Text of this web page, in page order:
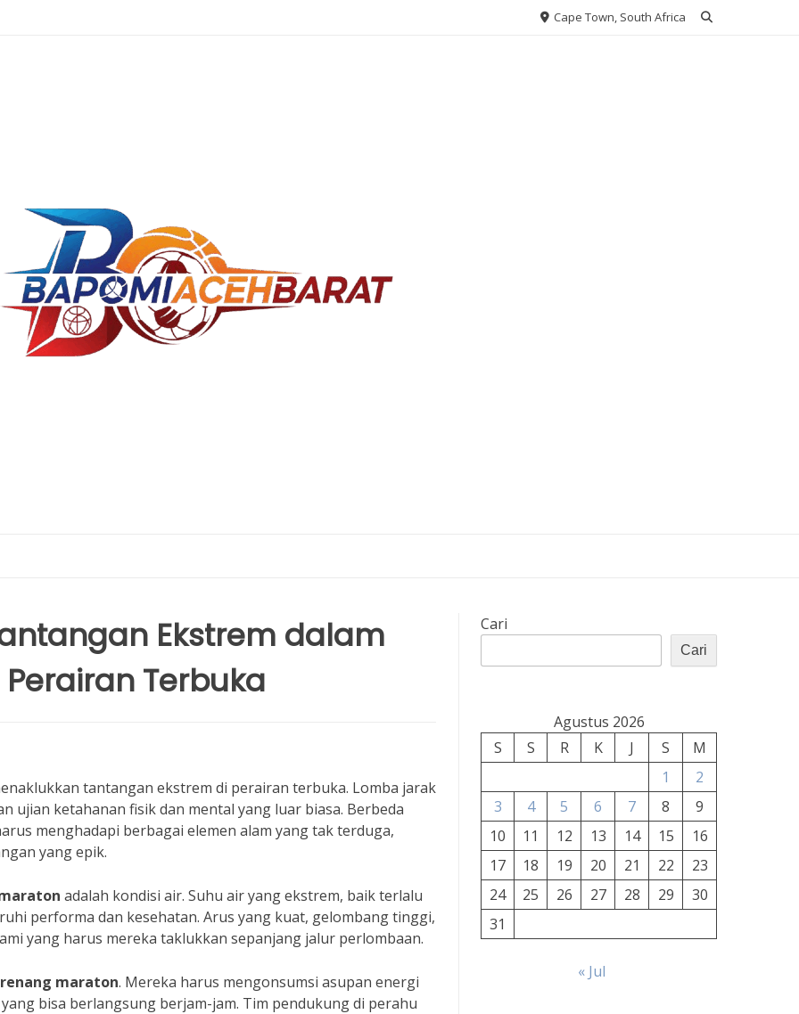
Cape Town, South Africa
Ekstrem dalam
Terbuka
tantangan ekstrem di perairan terbuka. Lomba jarak
ujian ketahanan fisik dan mental yang luar biasa. Berbeda
menghadapi berbagai elemen alam yang tak terduga,
yang epik.
adalah kondisi air. Suhu air yang ekstrem, baik terlalu
performa dan kesehatan. Arus yang kuat, gelombang tinggi,
yang harus mereka taklukkan sepanjang jalur perlombaan.
maraton. Mereka harus mengonsumsi asupan energi
bisa berlangsung berjam-jam. Tim pendukung di perahu
Cari
Cari
Agustus 2026
S
S R K J S
M
1
2
3
4 5 6 7 8
9
10
11 12 13 14 15
16
17
18 19 20 21 22
23
24
25 26 27 28 29
30
31
« Jul